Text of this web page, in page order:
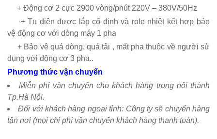
+ Động cơ 2 cực 2900 vòng/phút 220V – 380V/50Hz
+ Tụ điện được lắp cố định và role nhiệt kết hợp bảo
vệ động cơ với dòng máy 1 pha
+ Bảo vệ quá dòng, quá tải , mất pha thuộc về người sử
dụng với động cơ 3 pha..
Phương thức vận chuyển
Miễn phí vận chuyển cho khách hàng trong nội thành
Tp.Hà Nội.
Đối với khách hàng ngoại tỉnh: Công ty sẽ chuyển hàng
tận nơi (mọi chi phí vận chuyển khách hàng thanh toán).